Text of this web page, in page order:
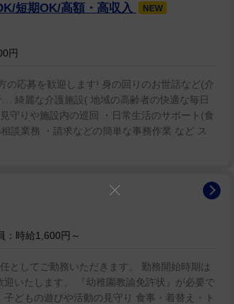
短期OK/高額・高収入
NEW
円
の応募を歓迎します! 身の回りのお世話など(介
綺麗な介護施設( 地域の高齢者の快適な毎日
りや施設内の巡回 ・日常生活のサポート(食
談業務 ・請求などの簡単な事務作業 など ス
：時給1,600円～
としてご勤務いただきます。 勤務開始時期は
いたします。 『幼稚園教諭免許状』が必要で
どもの遊びや活動の見守り 食事・着替え・ト